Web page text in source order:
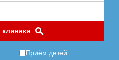
клиники
Приём детей